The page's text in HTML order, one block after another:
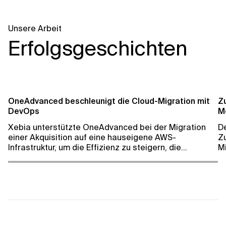
Unsere Arbeit
Erfolgsgeschichten
OneAdvanced beschleunigt die Cloud-Migration mit
DevOps
Xebia unterstützte OneAdvanced bei der Migration
einer Akquisition auf eine hauseigene AWS-
Infrastruktur, um die Effizienz zu steigern, die